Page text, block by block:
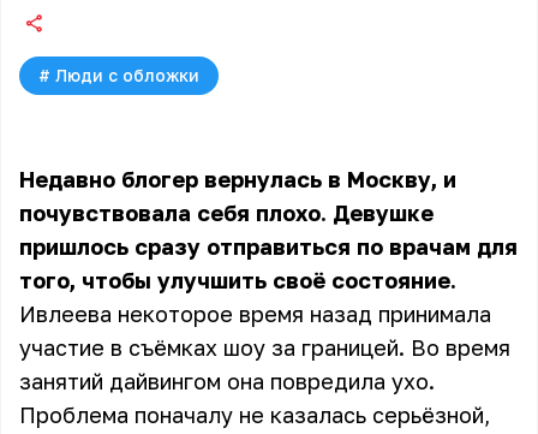
# Люди с обложки
Недавно блогер вернулась в Москву, и
почувствовала себя плохо. Девушке
пришлось сразу отправиться по врачам для
того, чтобы улучшить своё состояние.
Ивлеева некоторое время назад принимала
участие в съёмках шоу за границей. Во время
занятий дайвингом она повредила ухо.
Проблема поначалу не казалась серьёзной,